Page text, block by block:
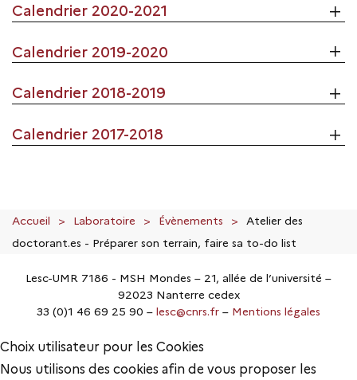
Calendrier 2020-2021
Calendrier 2019-2020
Calendrier 2018-2019
Calendrier 2017-2018
Accueil Laboratoire Évènements
Atelier des
doctorant.es - Préparer son terrain, faire sa to-do list
Lesc-UMR 7186 - MSH Mondes – 21, allée de l’université –
92023 Nanterre cedex
33 (0)1 46 69 25 90 – lesc@cnrs.fr – Mentions légales
Choix utilisateur pour les Cookies
Nous utilisons des cookies afin de vous proposer les